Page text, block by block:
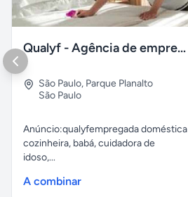
Qualyf - Agência de empregada doméstica
São Paulo, Parque Planalto
São Paulo
Anúncio:qualyfempregada doméstica
cozinheira, babá, cuidadora de
idoso,...
A combinar